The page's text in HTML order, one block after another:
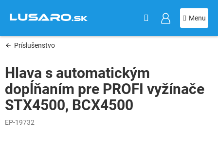
obsah
Príslušenstvo
Hlava s automatickým
dopĺňaním pre PROFI vyžínače
STX4500, BCX4500
EP-19732